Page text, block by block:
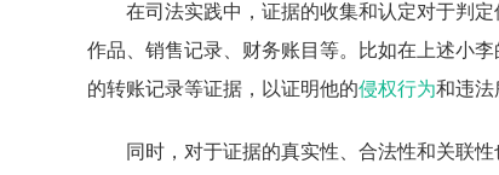
在司法实践中，证据的收集和认定对于判定
作品、销售记录、财务账目等。比如在上述小
的转账记录等证据，以证明他的侵权行为和违法
同时，对于证据的真实性、合法性和关联